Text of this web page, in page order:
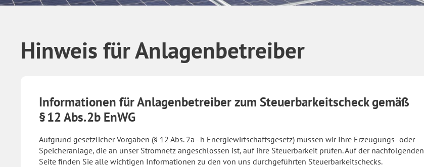
Hinweis für Anlagenbetreiber
Informationen für Anlagenbetreiber zum Steuerbarkeitscheck gemäß
§ 12 Abs. 2b EnWG
Aufgrund gesetzlicher Vorgaben (§ 12 Abs. 2a–h Energiewirtschaftsgesetz) müssen wir Ihre Erzeugungs- oder
Speicheranlage, die an unser Stromnetz angeschlossen ist, auf ihre Steuerbarkeit prüfen. Auf der nachfolgenden
Seite finden Sie alle wichtigen Informationen zu den von uns durchgeführten Steuerbarkeitschecks.